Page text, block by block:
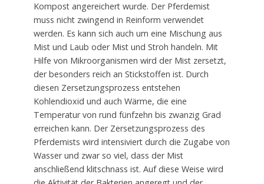
Kompost angereichert wurde. Der Pferdemist
muss nicht zwingend in Reinform verwendet
werden. Es kann sich auch um eine Mischung aus
Mist und Laub oder Mist und Stroh handeln. Mit
Hilfe von Mikroorganismen wird der Mist zersetzt,
der besonders reich an Stickstoffen ist. Durch
diesen Zersetzungsprozess entstehen
Kohlendioxid und auch Wärme, die eine
Temperatur von rund fünfzehn bis zwanzig Grad
erreichen kann. Der Zersetzungsprozess des
Pferdemists wird intensiviert durch die Zugabe von
Wasser und zwar so viel, dass der Mist
anschließend klitschnass ist. Auf diese Weise wird